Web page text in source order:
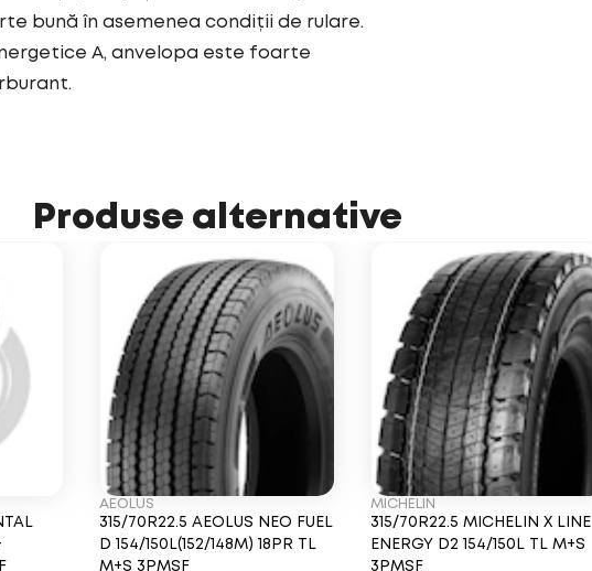
bună în asemenea condiții de rulare.
A, anvelopa este foarte
Produse alternative
AEOLUS
315/70R22.5 AEOLUS NEO FUEL
D 154/150L(152/148M) 18PR TL
M+S 3PMSF
MICHELIN
315/70R22.5 MICHELIN X LINE
ENERGY D2 154/150L TL M+S
3PMSF